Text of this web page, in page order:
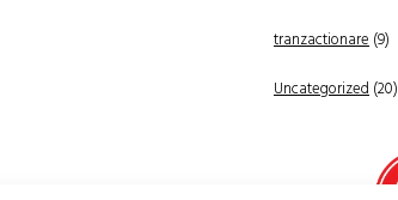
tranzactionare(9)
Uncategorized(20)